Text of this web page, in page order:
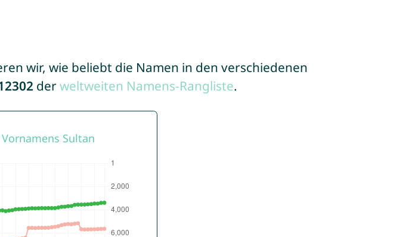
wir, wie beliebt die Namen in den verschiedenen
derweltweiten Namens-Rangliste.